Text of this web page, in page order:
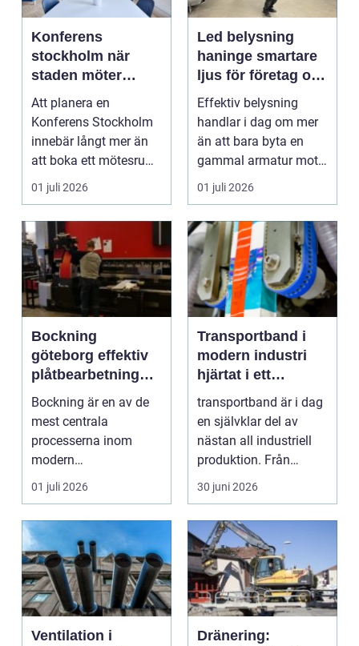
Konferens
stockholm när
staden möter
skärgård och
landsbygd
Att planera en
Konferens Stockholm
innebär långt mer än
att boka ett mötesrum
och ordna fika.
01 juli 2026
Led belysning
haninge smartare
ljus för företag och
fastigheter
Effektiv belysning
handlar i dag om mer
än att bara byta en
gammal armatur mot
en ny. Företag, bosta...
01 juli 2026
Bockning
göteborg effektiv
plåtbearbetning
med precision
Bockning är en av de
mest centrala
processerna inom
modern
plåtbearbetning. I en
01 juli 2026
Transportband i
modern industri
hjärtat i ett
effektivt flöde
transportband är i dag
en självklar del av
nästan all industriell
produktion. Från
stenbrott och åte...
30 juni 2026
Ventilation i
Dränering: